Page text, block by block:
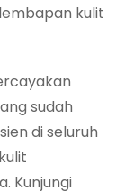
kulit
sudah
di seluruh
Kunjungi